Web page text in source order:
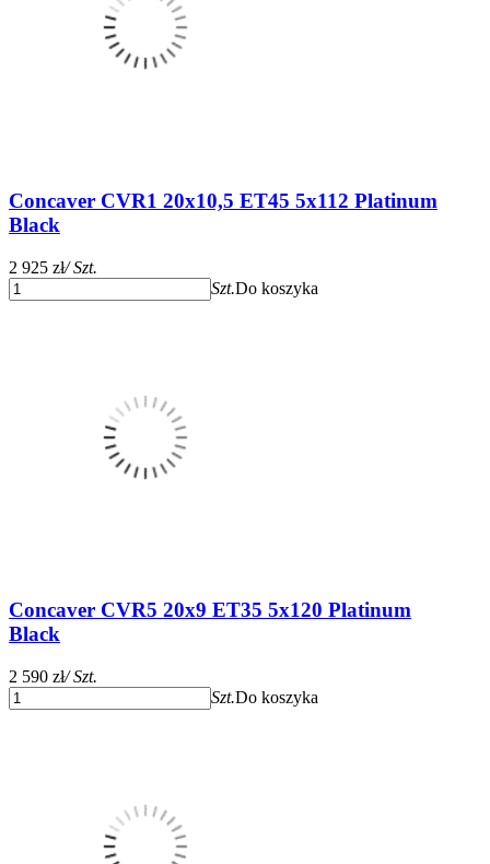
Concaver CVR1 20x10,5 ET45 5x112 Platinum
Black
2 925 zł/ Szt.
Szt.Do koszyka
Concaver CVR5 20x9 ET35 5x120 Platinum
Black
2 590 zł/ Szt.
Szt.Do koszyka